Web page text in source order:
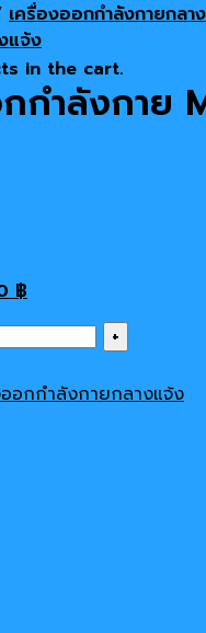
in the cart.
เครื่องออกกำลังกายกลา
แจ้ง
กำลังกาย
.
฿
is:
ออกกำลังกายกลางแจ้ง